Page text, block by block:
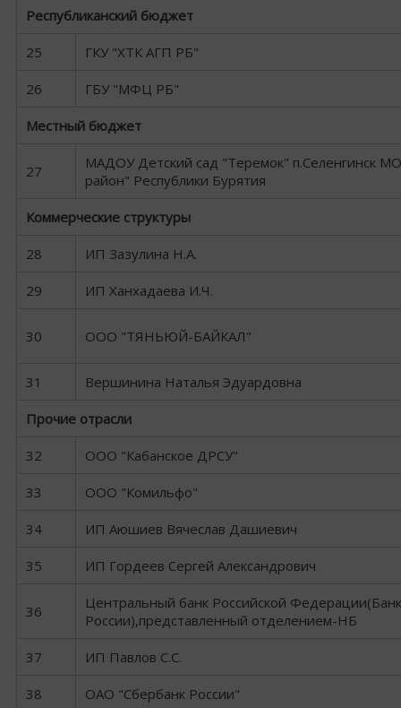
Республиканский бюджет
25 ГКУ "ХТК АГП РБ"
26 ГБУ "МФЦ РБ"
Местный бюджет
27
МАДОУ Детский сад "Теремок" п.Селенгинск
район" Республики Бурятия
Коммерческие структуры
28 ИП Зазулина Н.А.
29 ИП Ханхадаева И.Ч.
30 ООО "ТЯНЬЮЙ-БАЙКАЛ"
31 Вершинина Наталья Эдуардовна
Прочие отрасли
32 ООО "Кабанское ДРСУ"
33 ООО "Комильфо"
34 ИП Аюшиев Вячеслав Дашиевич
35 ИП Гордеев Сергей Александрович
36
Центральный банк Российской
России),представленный отделением-НБ
37 ИП Павлов С.С.
38 ОАО "Сбербанк России"